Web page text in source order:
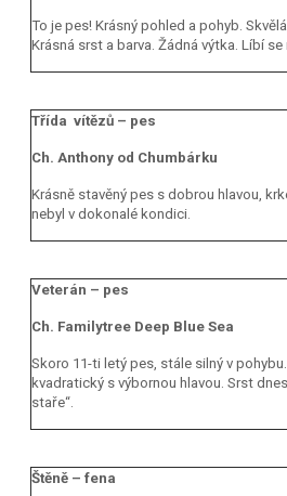
To je pes! Krásný pohled a pohyb.
Krásná srst a barva. Žádná výtka. Líbí se
Třída vítězů – pes
Ch. Anthony od Chumbárku
Krásně stavěný pes s dobrou hlavou,
nebyl v dokonalé kondici.
Veterán – pes
Ch. Familytree Deep Blue Sea
Skoro 11-ti letý pes, stále silný v
kvadratický s výbornou hlavou. Srst
staře“.
Štěně – fena